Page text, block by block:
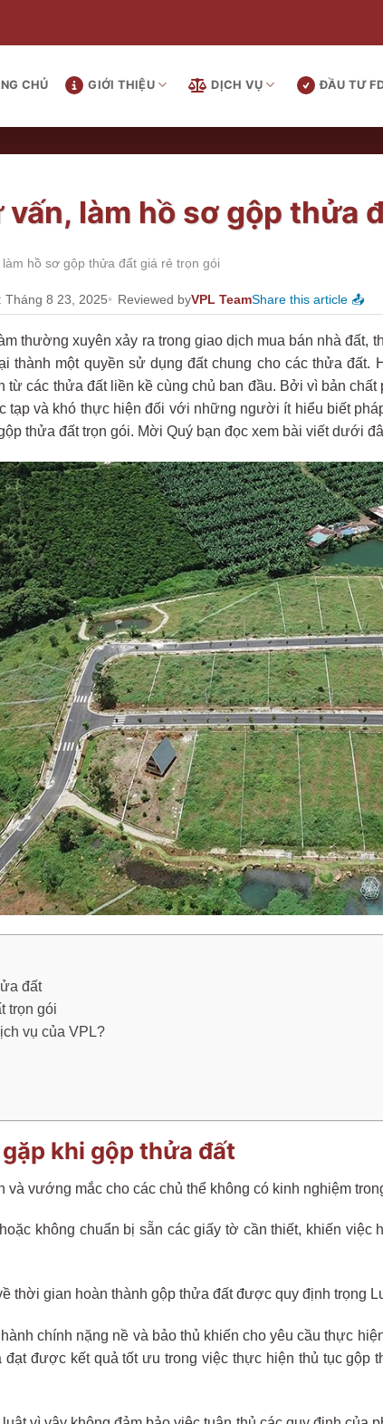
CHỦ GIỚI THIỆU DỊCH VỤ ĐẦU TƯ
vấn, làm hồ sơ gộp thửa
hồ sơ gộp thửa đất giá rẻ trọn gói
Tháng 8 23, 2025 Reviewed byVPL TeamShare this article 📤
thường xuyên xảy ra trong giao dịch mua bán nhà đất,
thành một quyền sử dụng đất chung cho các thửa đất.
các thửa đất liền kề cùng chủ ban đầu. Bởi vì bản
tạp và khó thực hiện đối với những người ít hiểu biết
thửa đất trọn gói. Mời Quý bạn đọc xem bài viết dưới
đất
trọn gói
vụ của VPL?
khi gộp thửa đất
và vướng mắc cho các chủ thể không có kinh nghiệm
không chuẩn bị sẵn các giấy tờ cần thiết, khiến việc
thời gian hoàn thành gộp thửa đất được quy định trọng
chính nặng nề và bảo thủ khiến cho yêu cầu thực
được kết quả tốt ưu trong việc thực hiện thủ tục gộp